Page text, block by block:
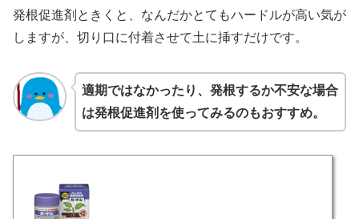
発根促進剤ときくと、なんだかとてもハードルが高い気が
しますが、切り口に付着させて土に挿すだけです。
適期ではなかったり、発根するか不安な場合
は発根促進剤を使ってみるのもおすすめ。